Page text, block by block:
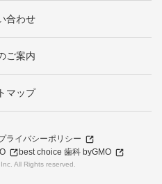
合わせ
ご案内
マップ
ライバシーポリシー
best choice 歯科 byGMO
All Rights reserved.